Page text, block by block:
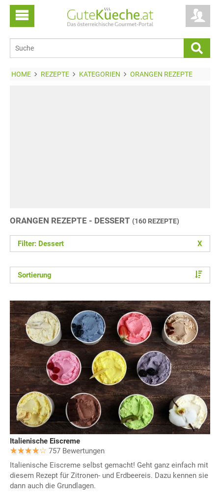
HOME REZEPTE KATEGORIEN ORANGEN REZEPTE
ORANGEN REZEPTE - DESSERT (160 REZEPTE)
Filter: Dessert X
Sortierung
Italienische Eiscreme
757 Bewertungen
Italienische Eiscreme selbst gemacht! Geht ganz einfach mit
diesem Rezept für Zitronen- und Erdbeereis. Dazu kennen sie
dann auch die Grundlagen.